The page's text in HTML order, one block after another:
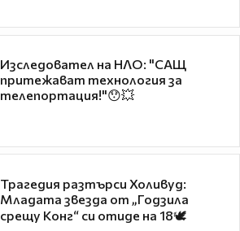
Изследовател на НЛО: "САЩ
притежават технология за
телепортация!"😯💥
Трагедия разтърси Холивуд:
Младата звезда от „Годзила
срещу Конг“ си отиде на 18🕊️